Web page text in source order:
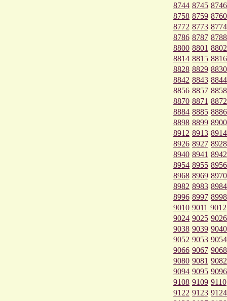
8744 8745 8746
8758 8759 8760
8772 8773 8774
8786 8787 8788
8800 8801 8802
8814 8815 8816
8828 8829 8830
8842 8843 8844
8856 8857 8858
8870 8871 8872
8884 8885 8886
8898 8899 8900
8912 8913 8914
8926 8927 8928
8940 8941 8942
8954 8955 8956
8968 8969 8970
8982 8983 8984
8996 8997 8998
9010 9011 9012
9024 9025 9026
9038 9039 9040
9052 9053 9054
9066 9067 9068
9080 9081 9082
9094 9095 9096
9108 9109 9110
9122 9123 9124